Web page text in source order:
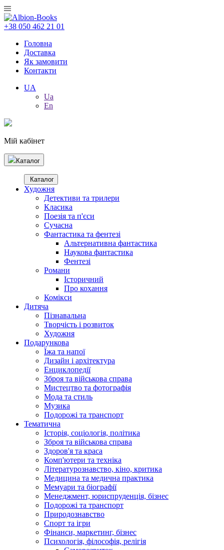
+38 050 462 21 01
Головна
Доставка
Як замовити
Контакти
UA
Ua
En
Мій кабінет
Каталог
Каталог
Художня
Детективи та трилери
Класика
Поезія та п'єси
Сучасна
Фантастика та фентезі
Альтернативна фантастика
Наукова фантастика
Фентезі
Романи
Історичний
Про кохання
Комікси
Дитяча
Пізнавальна
Творчість і розвиток
Художня
Подарункова
Їжа та напої
Дизайн і архітектура
Енциклопедії
Зброя та військова справа
Мистецтво та фотографія
Мода та стиль
Музика
Подорожі та транспорт
Тематична
Історія, соціологія, політика
Зброя та військова справа
Здоров'я та краса
Комп'ютери та техніка
Літературознавство, кіно, критика
Медицина та медична практика
Мемуари та біографії
Менеджмент, юриспруденція, бізнес
Подорожі та транспорт
Природознавство
Спорт та ігри
Фінанси, маркетинг, бізнес
Психологія, філософія, релігія